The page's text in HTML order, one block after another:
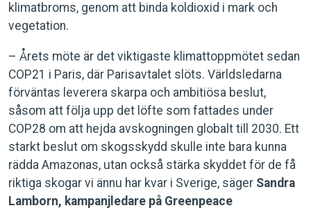
klimatbroms, genom att binda koldioxid i mark och
vegetation.
– Årets möte är det viktigaste klimattoppmötet sedan
COP21 i Paris, där Parisavtalet slöts. Världsledarna
förväntas leverera skarpa och ambitiösa beslut,
såsom att följa upp det löfte som fattades under
COP28 om att hejda avskogningen globalt till 2030. Ett
starkt beslut om skogsskydd skulle inte bara kunna
rädda Amazonas, utan också stärka skyddet för de få
riktiga skogar vi ännu har kvar i Sverige, säger Sandra
Lamborn, kampanjledare på Greenpeace